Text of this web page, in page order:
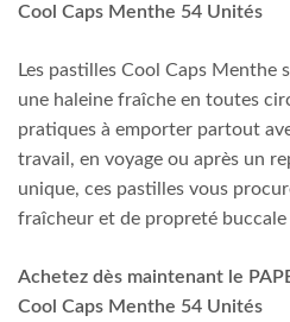
Cool Caps Menthe 54 Unités
Les pastilles Cool Caps Menthe
une haleine fraîche en toutes
pratiques à emporter partout
travail, en voyage ou après un
unique, ces pastilles vous
fraîcheur et de propreté buccale
Achetez dès maintenant le
Cool Caps Menthe 54 Unités